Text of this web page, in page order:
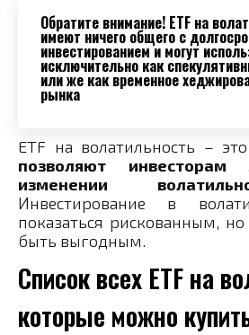
Обратите внимание! ETF на
имеют ничего общего с
инвестированиеми могут
исключительно как
или же как временное
рынка
ETF на волатильность –
позволяют инвесторам
изменении
Инвестирование в
показаться рискованным,
быть выгодным.
Список всех ETF на
которые можно